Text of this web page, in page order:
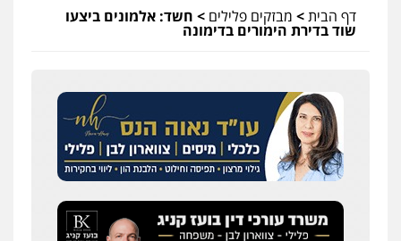
דף הבית> מבזקים פלילים > חשד: אלמונים ביצעו
שוד בדירת הימורים בדימונה